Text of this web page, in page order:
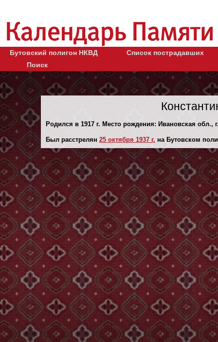
Бутовский полигон НКВД
Список пострадавших
Поиск
Родился в 1917 г. Место рождения: Ивановская обл.,
Был расстрелян 25 октября 1937 г. на Бутовском